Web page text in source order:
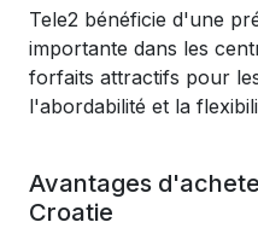
Tele2 bénéficie d'une
importante dans les
forfaits attractifs pour
l'abordabilité et la
Avantages
Croatie